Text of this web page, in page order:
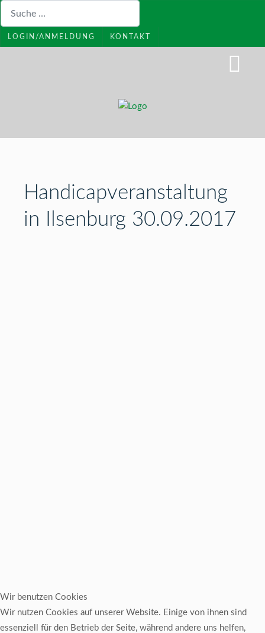
LOGIN/ANMELDUNG KONTAKT
Handicapveranstaltung
in Ilsenburg 30.09.2017
Wir benutzen Cookies
Wir nutzen Cookies auf unserer Website. Einige von ihnen sind
essenziell für den Betrieb der Seite, während andere uns helfen,